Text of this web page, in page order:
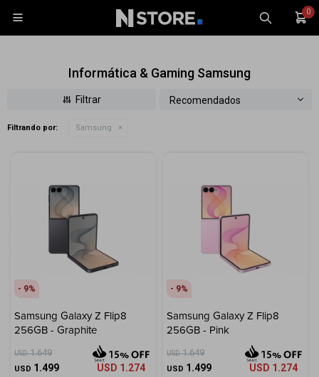
0

Informática & Gaming Samsung
Recomendados
Filtrando por: Samsung
9
Samsung Galaxy Z Flip8
256GB - Graphite
USD 1.649
USD 1.499 USD 1.274
9
Samsung Galaxy Z Flip8
256GB - Pink
USD 1.649
USD 1.499 USD 1.274
Tecnología
Monitores